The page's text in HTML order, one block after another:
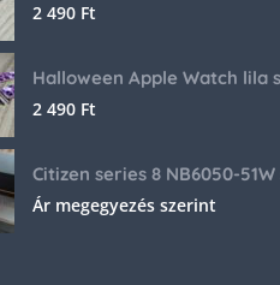
2 490 Ft
2 490 Ft
Ár megegyezés szerint